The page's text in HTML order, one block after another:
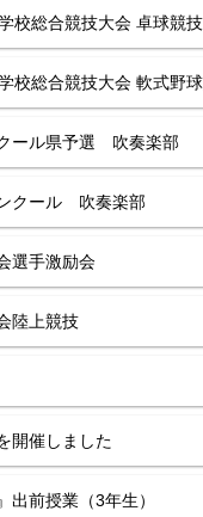
校総合競技大会 卓球競
校総合競技大会 軟式野
ール県予選 吹奏楽部
クール 吹奏楽部
選手激励会
陸上競技
開催しました
出前授業（3年生）